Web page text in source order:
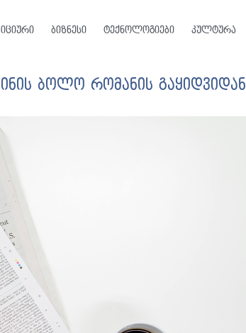
ბიზნესი ტექნოლოგიები კულტურა
ბოლო რომანის გაყიდვიდან